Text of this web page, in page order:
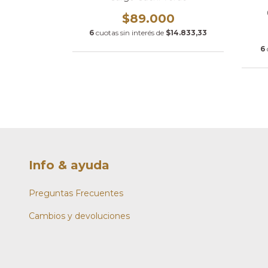
$89.000
6 cuotas sin interés de $14.833,33
6
Info & ayuda
Preguntas Frecuentes
Cambios y devoluciones